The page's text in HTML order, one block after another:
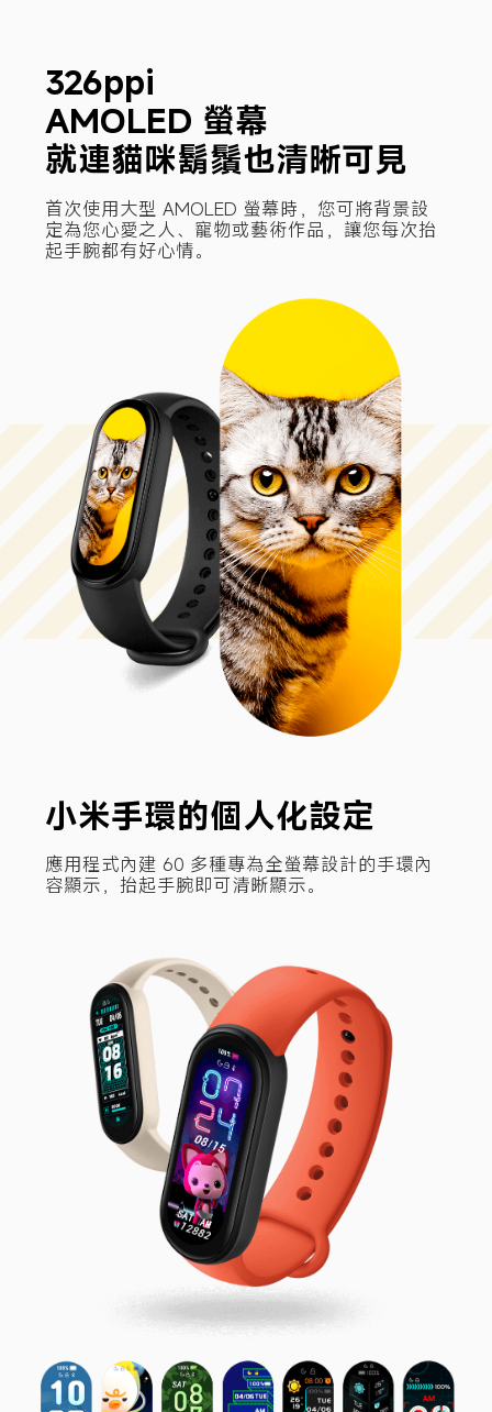
326ppi
AMOLED 螢幕
就連貓咪鬍鬚也清晰可見
首次使用大型 AMOLED 螢幕時，您可將背景設
定為您心愛之人、寵物或藝術作品，讓您每次抬
起手腕都有好心情。
小米手環的個人化設定
應用程式內建 60 多種專為全螢幕設計的手環內
容顯示，抬起手腕即可清晰顯示。